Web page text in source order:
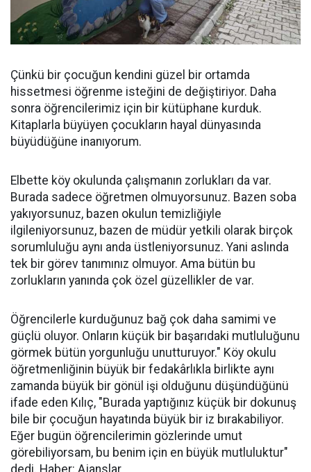
Çünkü bir çocuğun kendini güzel bir ortamda
hissetmesi öğrenme isteğini de değiştiriyor. Daha
sonra öğrencilerimiz için bir kütüphane kurduk.
Kitaplarla büyüyen çocukların hayal dünyasında
büyüdüğüne inanıyorum.
Elbette köy okulunda çalışmanın zorlukları da var.
Burada sadece öğretmen olmuyorsunuz. Bazen soba
yakıyorsunuz, bazen okulun temizliğiyle
ilgileniyorsunuz, bazen de müdür yetkili olarak birçok
sorumluluğu aynı anda üstleniyorsunuz. Yani aslında
tek bir görev tanımınız olmuyor. Ama bütün bu
zorlukların yanında çok özel güzellikler de var.
Öğrencilerle kurduğunuz bağ çok daha samimi ve
güçlü oluyor. Onların küçük bir başarıdaki mutluluğunu
görmek bütün yorgunluğu unutturuyor." Köy okulu
öğretmenliğinin büyük bir fedakârlıkla birlikte aynı
zamanda büyük bir gönül işi olduğunu düşündüğünü
ifade eden Kılıç, "Burada yaptığınız küçük bir dokunuş
bile bir çocuğun hayatında büyük bir iz bırakabiliyor.
Eğer bugün öğrencilerimin gözlerinde umut
görebiliyorsam, bu benim için en büyük mutluluktur"
dedi. Haber: Ajanslar